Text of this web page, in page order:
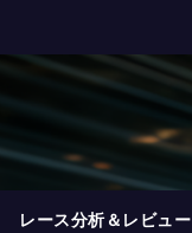
レース分析＆レビュー